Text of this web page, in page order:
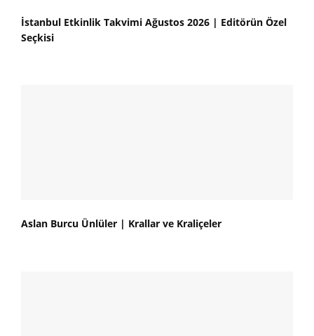
İstanbul Etkinlik Takvimi Ağustos 2026 | Editörün Özel
Seçkisi
Aslan Burcu Ünlüler | Krallar ve Kraliçeler